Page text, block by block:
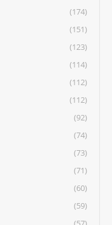
(174)
(151)
(123)
(114)
(112)
(112)
(92)
(74)
(73)
(71)
(60)
(59)